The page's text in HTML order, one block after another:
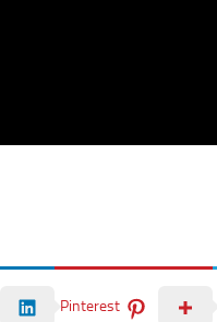
Pinterest